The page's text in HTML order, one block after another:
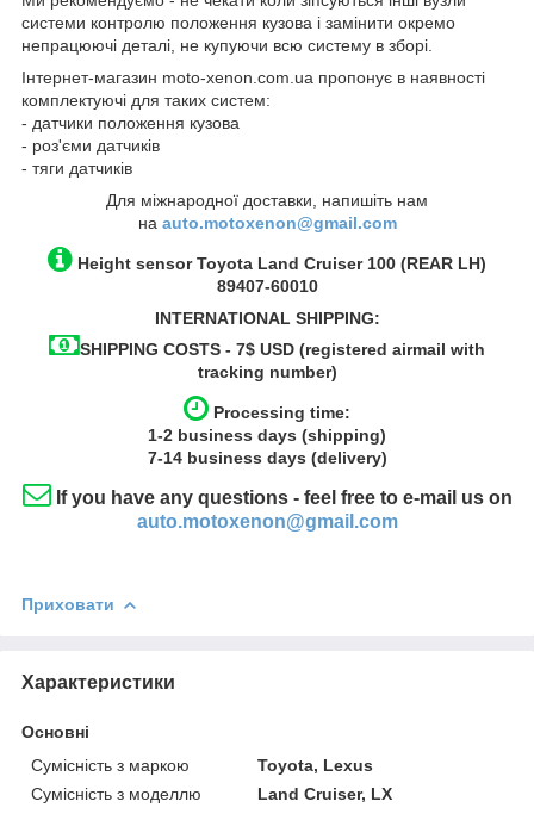
системи контролю положення кузова і замінити окремо
непрацюючі деталі, не купуючи всю систему в зборі.
Інтернет-магазин moto-xenon.com.ua пропонує в наявності
комплектуючі для таких систем:
- датчики положення кузова
- роз'єми датчиків
- тяги датчиків
Для міжнародної доставки, напишіть нам
на auto.motoxenon@gmail.com
Height sensorToyota Land Cruiser 100 (REAR LH)
89407-60010
INTERNATIONAL SHIPPING:
SHIPPING COSTS - 7$ USD (registered airmail with
tracking number)
Processing time:
1-2 business days (shipping)
7-14 business days (delivery)
If you have any questions - feel free to e-mail us on
auto.motoxenon@gmail.com
Приховати
Характеристики
Основні
Сумісність з маркою
Toyota, Lexus
Сумісність з моделлю
Land Cruiser, LX